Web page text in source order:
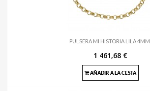
PULSERA MI HISTORIA LILA 4MM.
1 461,68 €
AÑADIR A LA CESTA